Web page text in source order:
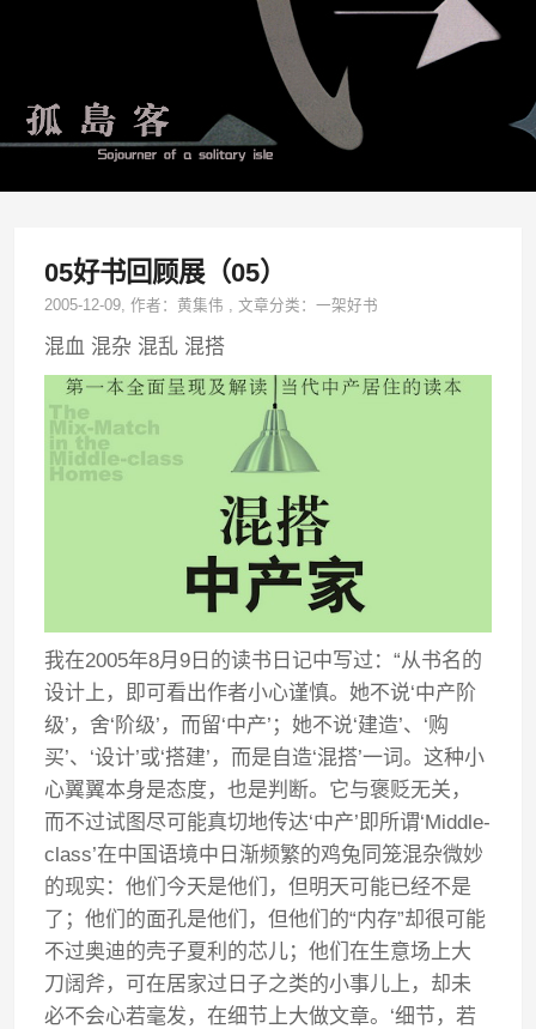
05好书回顾展（05）
2005-12-09, 作者：黄集伟 ,文章分类：一架好书
混血 混杂 混乱 混搭
我在2005年8月9日的读书日记中写过：“从书名的
设计上，即可看出作者小心谨慎。她不说‘中产阶
级’，舍‘阶级’，而留‘中产’；她不说‘建造’、‘购
买’、‘设计’或‘搭建’，而是自造‘混搭’一词。这种小
心翼翼本身是态度，也是判断。它与褒贬无关，
而不过试图尽可能真切地传达‘中产’即所谓‘Middle-
class’在中国语境中日渐频繁的鸡兔同笼混杂微妙
的现实：他们今天是他们，但明天可能已经不是
了；他们的面孔是他们，但他们的“内存”却很可能
不过奥迪的壳子夏利的芯儿；他们在生意场上大
刀阔斧，可在居家过日子之类的小事儿上，却未
必不会心若毫发，在细节上大做文章。‘细节，若